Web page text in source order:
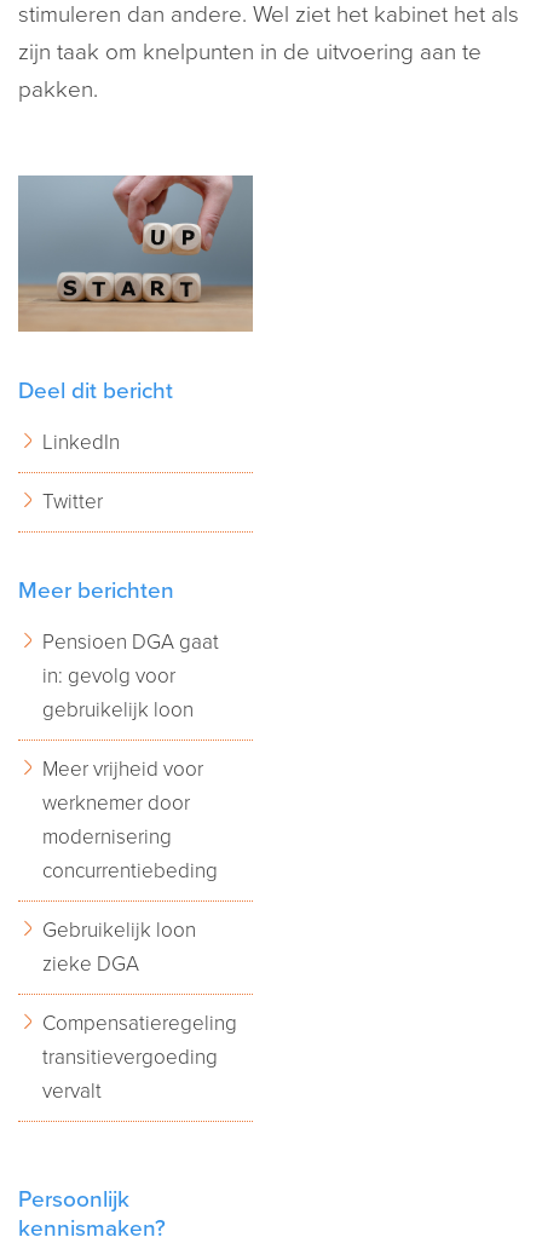
stimuleren dan andere. Wel ziet het kabinet het als
zijn taak om knelpunten in de uitvoering aan te
pakken.
Deel dit bericht
LinkedIn
Twitter
Meer berichten
Pensioen DGA gaat
in: gevolg voor
gebruikelijk loon
Meer vrijheid voor
werknemer door
modernisering
concurrentiebeding
Gebruikelijk loon
zieke DGA
Compensatieregeling
transitievergoeding
vervalt
Persoonlijk
kennismaken?